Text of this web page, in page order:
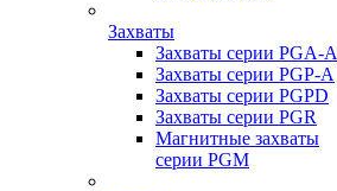
Захваты
Захваты серии PGA-A
Захваты серии PGP-A
Захваты серии PGPD
Захваты серии PGR
Магнитные захваты
серии PGM